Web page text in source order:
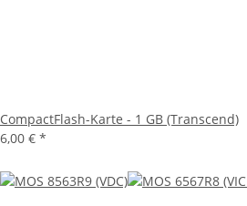
CompactFlash-Karte - 1 GB (Transcend)
6,00 € *